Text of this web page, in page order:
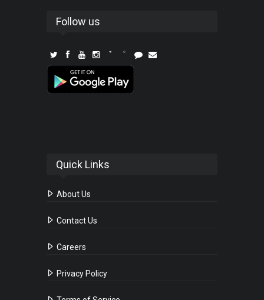
Follow us
Quick Links
About Us
Contact Us
Careers
Privacy Policy